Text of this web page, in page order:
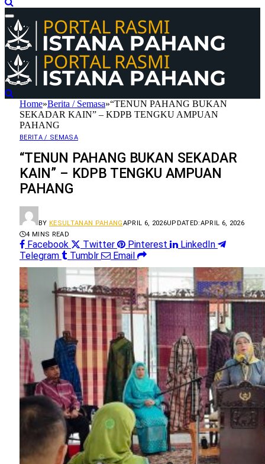
Home»Berita / Semasa»“TENUN PAHANG BUKAN
SEKADAR KAIN” – KDPB TENGKU AMPUAN
PAHANG
BERITA / SEMASA
“TENUN PAHANG BUKAN SEKADAR
KAIN” – KDPB TENGKU AMPUAN
PAHANG
BY KESULTANAN PAHANGAPRIL 6, 2026UPDATED:APRIL 6, 2026
4 MINS READ
Facebook Twitter Pinterest
LinkedIn
Telegram
Tumblr Email